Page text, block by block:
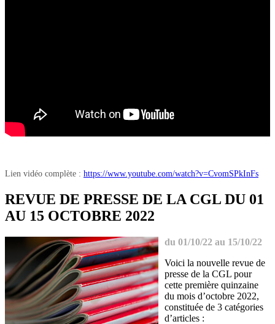
Lien vidéo complète : https://www.youtube.com/watch?v=CvomSPkInFs
REVUE DE PRESSE DE LA CGL DU 01
AU 15 OCTOBRE 2022
du 01/10/22 au 15/10/22
Voici la nouvelle revue de
presse de la CGL pour
cette première quinzaine
du mois d’octobre 2022,
constituée de 3 catégories
d’articles :